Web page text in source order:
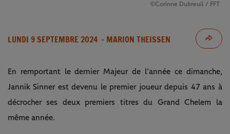
©Corinne Dubreuil / FFT
LUNDI 9 SEPTEMBRE 2024 - MARION THEISSEN
En remportant le dernier Majeur de l’année ce dimanche,
Jannik Sinner est devenu le premier joueur depuis 47 ans à
décrocher ses deux premiers titres du Grand Chelem la
même année.